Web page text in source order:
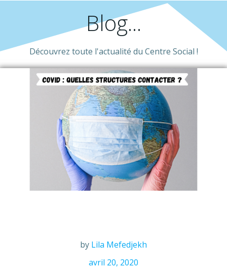
Blog...
Découvrez toute l'actualité du Centre Social !
by Lila Mefedjekh
avril 20, 2020